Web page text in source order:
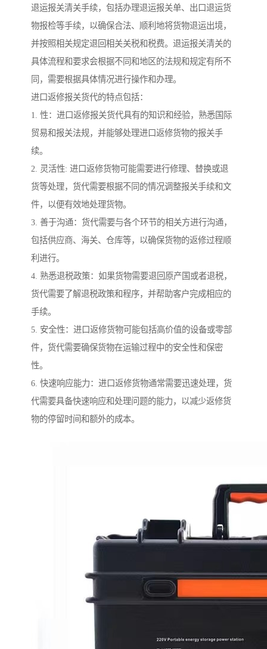
退运报关清关手续，包括办理退运报关单、出口退运货
物报检等手续，以确保合法、顺利地将货物退运出境，
并按照相关规定退回相关关税和税费。退运报关清关的
具体流程和要求会根据不同和地区的法规和规定有所不
同，需要根据具体情况进行操作和办理。
进口返修报关货代的特点包括：
1. 性：进口返修报关货代具有的知识和经验，熟悉国际
贸易和报关法规，并能够处理进口返修货物的报关手
续。
2. 灵活性: 进口返修货物可能需要进行修理、替换或退
货等处理，货代需要根据不同的情况调整报关手续和文
件，以便有效地处理货物。
3. 善于沟通：货代需要与各个环节的相关方进行沟通，
包括供应商、海关、仓库等，以确保货物的返修过程顺
利进行。
4. 熟悉退税政策：如果货物需要退回原产国或者退税，
货代需要了解退税政策和程序，并帮助客户完成相应的
手续。
5. 安全性：进口返修货物可能包括高价值的设备或零部
件，货代需要确保货物在运输过程中的安全性和保密
性。
6. 快速响应能力：进口返修货物通常需要迅速处理，货
代需要具备快速响应和处理问题的能力，以减少返修货
物的停留时间和额外的成本。